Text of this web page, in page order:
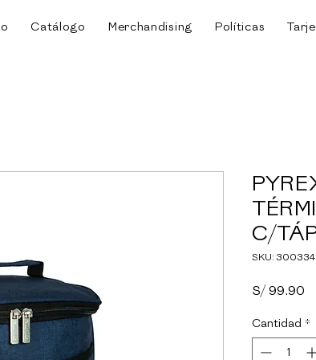
Catálogo Merchandising Políticas
C/
SKU: 300334
S/ 99.90
Cantidad *